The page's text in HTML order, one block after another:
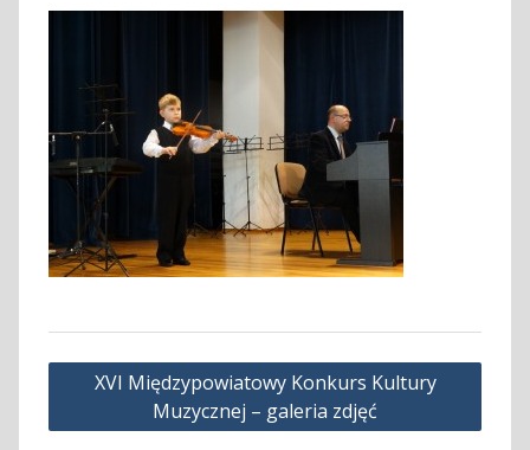
Nawigacja
XVI Międzypowiatowy Konkurs Kultury
Muzycznej – galeria zdjęć